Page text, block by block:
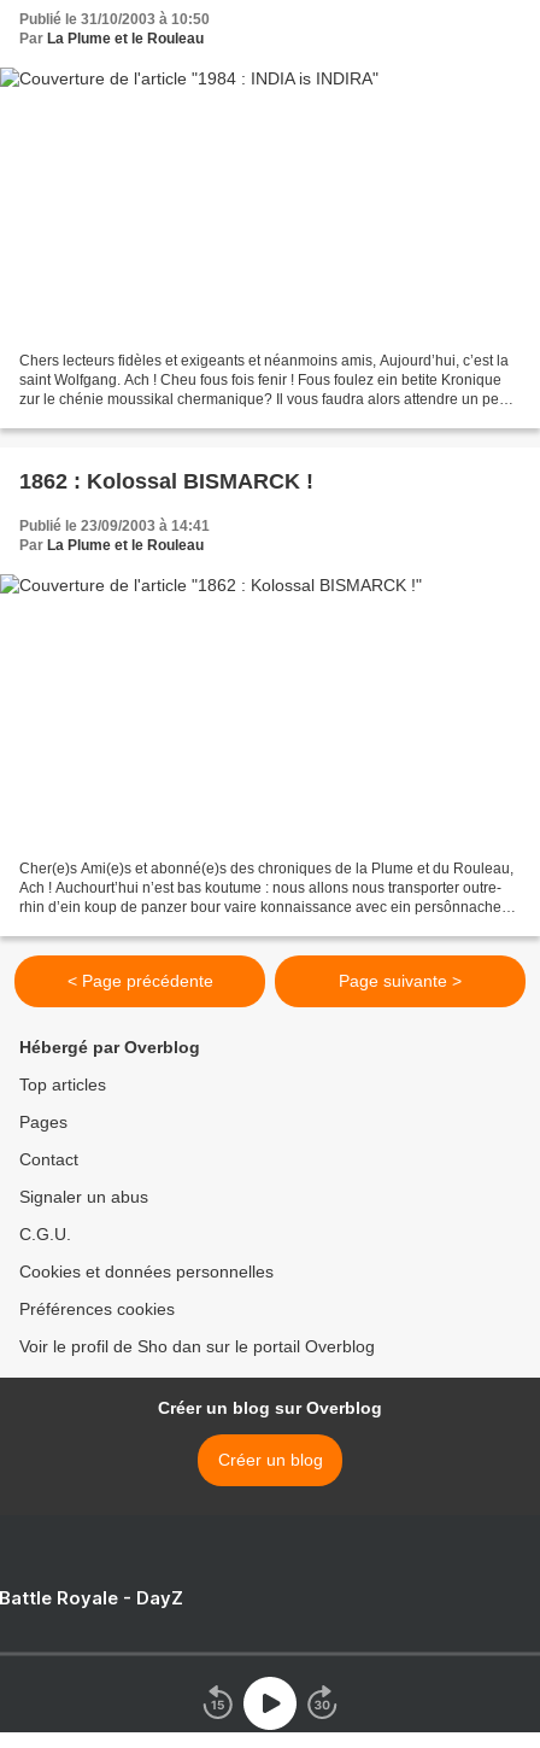
Publié le 31/10/2003 à 10:50
Par La Plume et le Rouleau
Chers lecteurs fidèles et exigeants et néanmoins amis, Aujourd’hui, c’est la
saint Wolfgang. Ach ! Cheu fous fois fenir ! Fous foulez ein betite Kronique
zur le chénie moussikal chermanique? Il vous faudra alors attendre un peu
1862 : Kolossal BISMARCK !
Publié le 23/09/2003 à 14:41
Par La Plume et le Rouleau
Cher(e)s Ami(e)s et abonné(e)s des chroniques de la Plume et du Rouleau,
Ach ! Auchourt’hui n’est bas koutume : nous allons nous transporter outre-
rhin d’ein koup de panzer bour vaire konnaissance avec ein persônnache
< Page précédente Page suivante >
Hébergé par Overblog
Top articles
Pages
Contact
Signaler un abus
C.G.U.
Cookies et données personnelles
Préférences cookies
Voir le profil de Sho dan sur le portail Overblog
Créer un blog sur Overblog
Créer un blog
Royale - DayZ